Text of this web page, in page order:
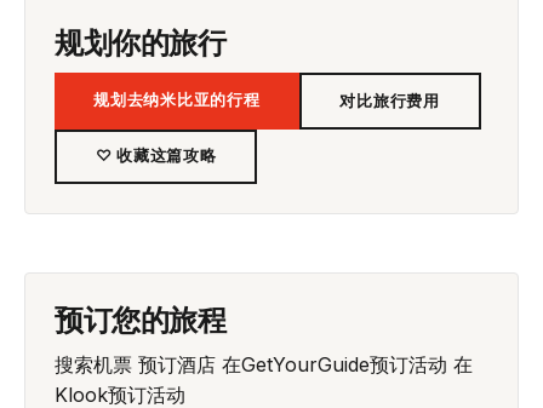
规划你的旅行
规划去纳米比亚的行程 对比旅行费用
♡ 收藏这篇攻略
预订您的旅程
搜索机票 预订酒店 在GetYourGuide预订活动 在
Klook预订活动